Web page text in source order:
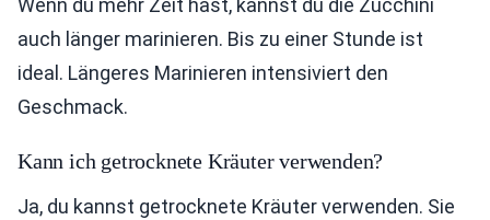
Wenn du mehr Zeit hast, kannst du die Zucchini
auch länger marinieren. Bis zu einer Stunde ist
ideal. Längeres Marinieren intensiviert den
Geschmack.
Kann ich getrocknete Kräuter verwenden?
Ja, du kannst getrocknete Kräuter verwenden. Sie